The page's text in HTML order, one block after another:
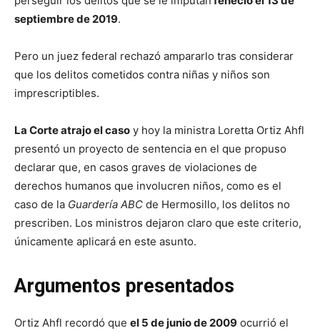
septiembre de 2019.
Pero un juez federal rechazó ampararlo tras considerar
que los delitos cometidos contra niñas y niños son
imprescriptibles.
La Corte atrajo el caso y hoy la ministra Loretta Ortiz Ahfl
presentó un proyecto de sentencia en el que propuso
declarar que, en casos graves de violaciones de
derechos humanos que involucren niños, como es el
caso de la Guardería ABC de Hermosillo, los delitos no
prescriben. Los ministros dejaron claro que este criterio,
únicamente aplicará en este asunto.
Argumentos presentados
Ortiz Ahfl recordó que el 5 de junio de 2009 ocurrió el